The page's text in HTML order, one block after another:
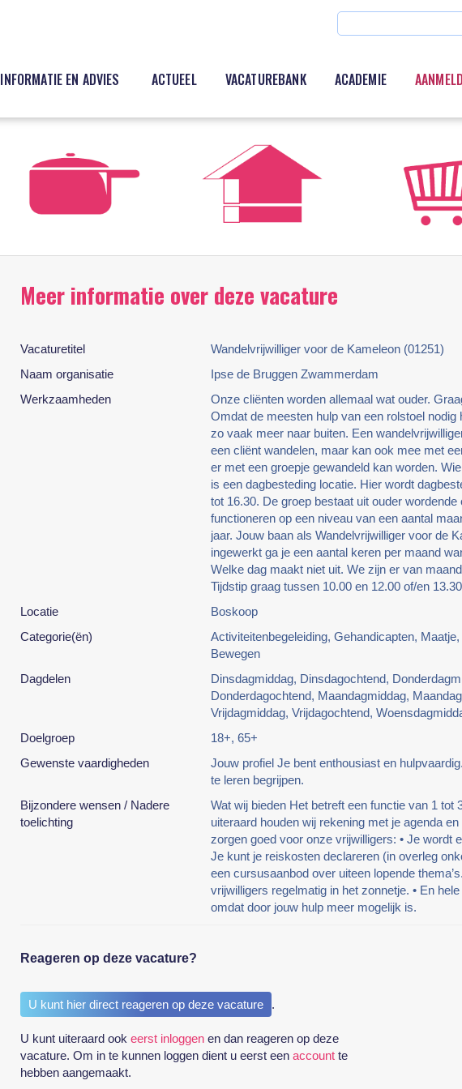
INFORMATIE EN ADVIES ACTUEEL VACATUREBANK ACADEMIE
Meer informatie over deze vacature
Vacaturetitel
Wandelvrijwilliger voor de Kameleon (01251)
Naam organisatie
Ipse de Bruggen Zwammerdam
Werkzaamheden
Onze cliënten worden allemaal wat ouder.
Omdat de meesten hulp van een rolstoel nodig
zo vaak meer naar buiten. Een
een cliënt wandelen, maar kan ook mee met
er met een groepje gewandeld kan worden.
is een dagbesteding locatie. Hier wordt
tot 16.30. De groep bestaat uit ouder wordende
functioneren op een niveau van een aantal
jaar. Jouw baan als Wandelvrijwilliger voor de
ingewerkt ga je een aantal keren per maand
Welke dag maakt niet uit. We zijn er van
Tijdstip graag tussen 10.00 en 12.00 of/en
Locatie
Boskoop
Categorie(ën)
Activiteitenbegeleiding, Gehandicapten,
Bewegen
Dagdelen
Dinsdagmiddag, Dinsdagochtend,
Donderdagochtend, Maandagmiddag,
Vrijdagmiddag, Vrijdagochtend,
Doelgroep
18+, 65+
Gewenste vaardigheden
Jouw profiel Je bent enthousiast en
te leren begrijpen.
Bijzondere wensen / Nadere
toelichting
Wat wij bieden Het betreft een functie van 1 tot
uiteraard houden wij rekening met je agenda
zorgen goed voor onze vrijwilligers: • Je wordt
Je kunt je reiskosten declareren (in overleg
een cursusaanbod over uiteen lopende
vrijwilligers regelmatig in het zonnetje. • En
omdat door jouw hulp meer mogelijk is.
Reageren op deze vacature?
U kunt hier direct reageren op deze vacature .
U kunt uiteraard ook eerst inloggenen dan reageren op deze
vacature. Om in te kunnen loggen dient u eerst een accountte
hebben aangemaakt.